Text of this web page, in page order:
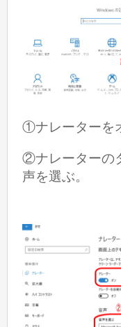
①ナレーターを
②ナレーターの
声を選ぶ。